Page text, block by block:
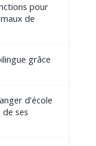
pour
de
grâce
d’école
ses